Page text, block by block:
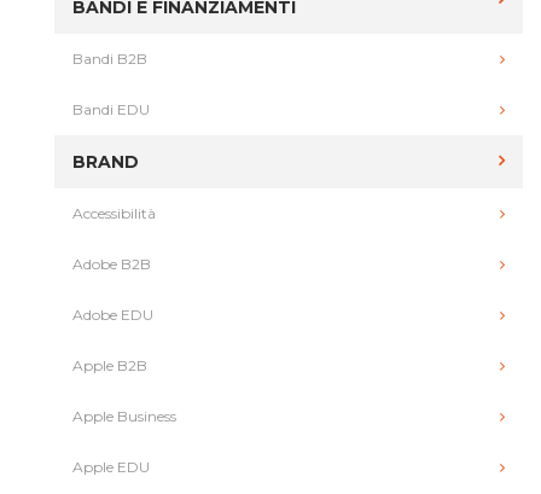
BANDI E FINANZIAMENTI
Bandi B2B
Bandi EDU
BRAND
Accessibilità
Adobe B2B
Adobe EDU
Apple B2B
Apple Business
Apple EDU